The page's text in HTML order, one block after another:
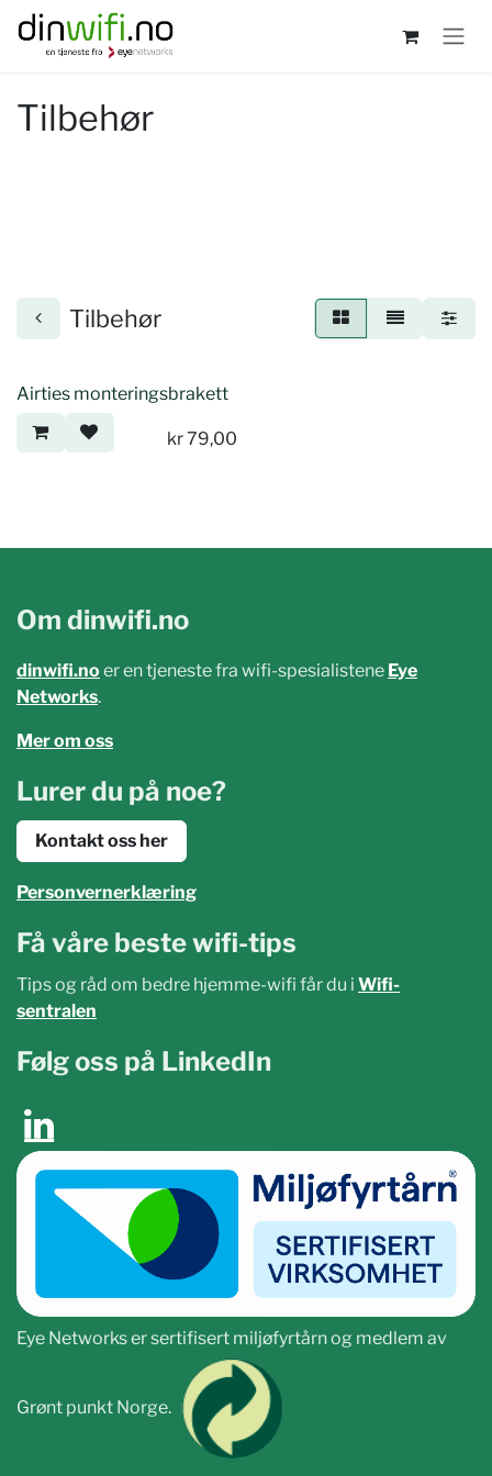
Skip to Content
Tilbehør
Tilbehør
Airties monteringsbrakett
kr79,00
Om dinwifi.no
dinwifi.no er en tjeneste fra wifi-spesialistene Eye
Networks.
Mer om oss
Lurer du på noe?
Kontakt oss her
Personvernerklæring
Få våre beste wifi-tips
Tips og råd om bedre hjemme-wifi får du i Wifi-
sentralen
Følg oss på LinkedIn
Eye Networks er sertifisert miljøfyrtårn og medlem av
Grønt punkt Norge.